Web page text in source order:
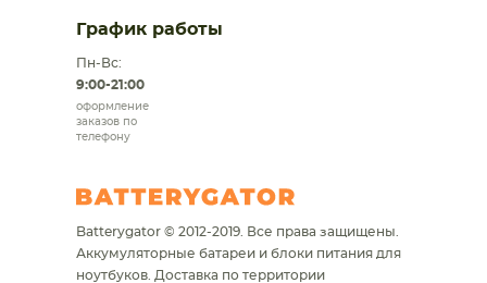
График работы
Пн-Вс:
9:00-21:00
оформление
заказов по
телефону
Batterygator © 2012-2019. Все права защищены.
Аккумуляторные батареи и блоки питания для
ноутбуков. Доставка по территории